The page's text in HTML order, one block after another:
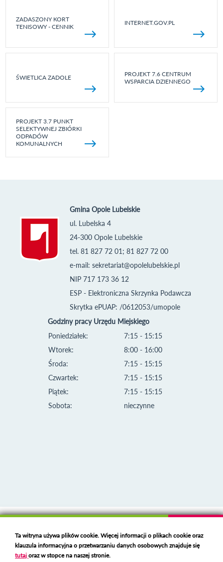
ZADASZONY KORT
TENISOWY - CENNIK
INTERNET.GOV.PL
ŚWIETLICA ZADOLE
PROJEKT 7.6 CENTRUM
WSPARCIA DZIENNEGO
PROJEKT 3.7 PUNKT
SELEKTYWNEJ ZBIÓRKI
ODPADÓW
KOMUNALNYCH
Gmina Opole Lubelskie
ul. Lubelska 4
24-300 Opole Lubelskie
tel. 81 827 72 01; 81 827 72 00
e-mail: sekretariat@opolelubelskie.pl
NIP 717 173 36 12
ESP - Elektroniczna Skrzynka Podawcza
Skrytka ePUAP: /0612053/umopole
Godziny pracy Urzędu Miejskiego
Poniedziałek:
Wtorek:
Środa:
Czwartek:
Piątek:
Sobota:
7:15 - 15:15
8:00 - 16:00
7:15 - 15:15
7:15 - 15:15
7:15 - 15:15
nieczynne
Deklaracja dostępności
Polski serwer RBLhttps://polspam.pl/
Ta witryna używa plików cookie. Więcej informacji o plikach cookie oraz
klauzula informacyjna o przetwarzaniu danych osobowych znajduje się
tutajoraz w stopce na naszej stronie.